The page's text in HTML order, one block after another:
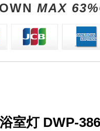
MAX
室灯 DWP-